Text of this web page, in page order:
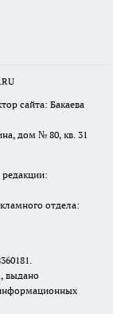
сайта: Бакаева
дом № 80, кв. 31
отдела:
выдано